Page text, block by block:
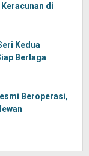
di
Kedua
Berlaga
Beroperasi,